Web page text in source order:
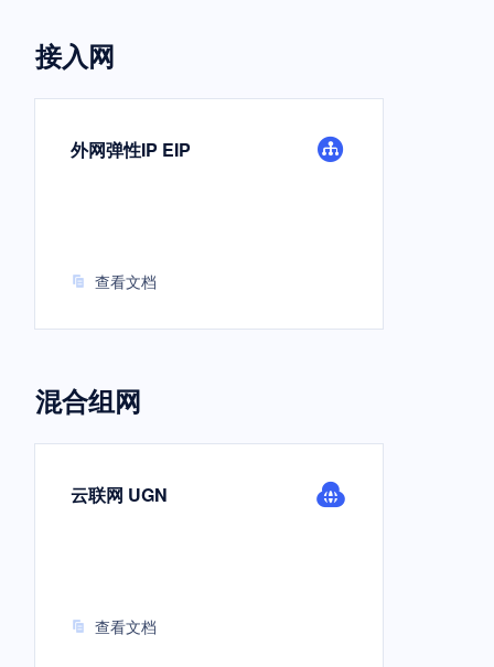
接入网
外网弹性IP EIP
查看文档
混合组网
云联网 UGN
查看文档